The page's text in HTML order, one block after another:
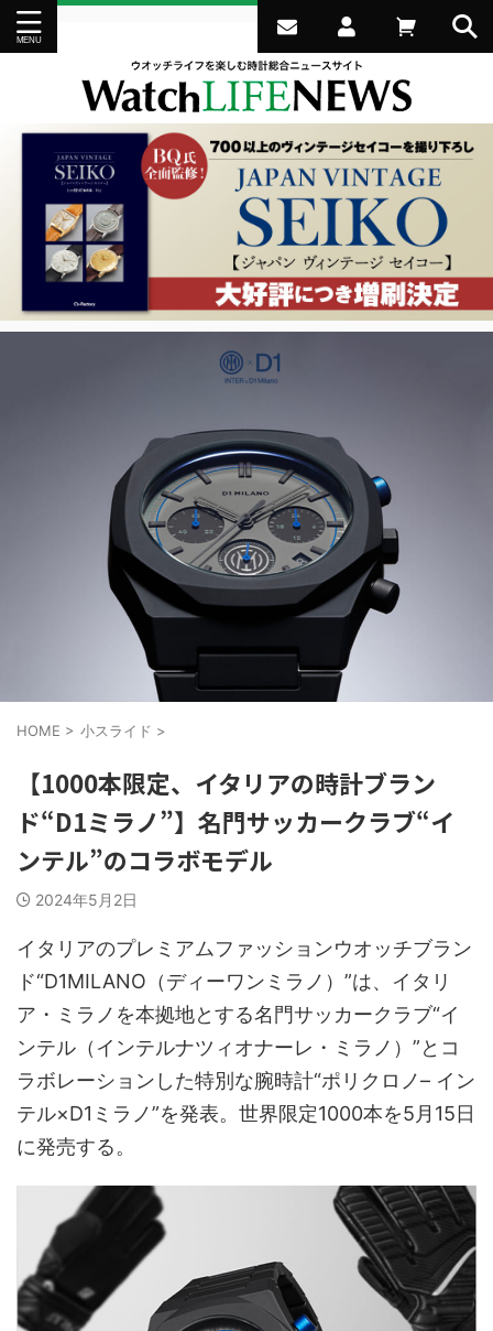
HOME > 小スライド >
【1000本限定、イタリアの時計ブラン
ド“D1ミラノ”】名門サッカークラブ“イ
ンテル”のコラボモデル
2024年5月2日
イタリアのプレミアムファッションウオッチブラン
ド“D1MILANO（ディーワンミラノ）”は、イタリ
ア・ミラノを本拠地とする名門サッカークラブ“イ
ンテル（インテルナツィオナーレ・ミラノ）”とコ
ラボレーションした特別な腕時計“ポリクロノ– イン
テル×D1ミラノ”を発表。世界限定1000本を5月15日
に発売する。